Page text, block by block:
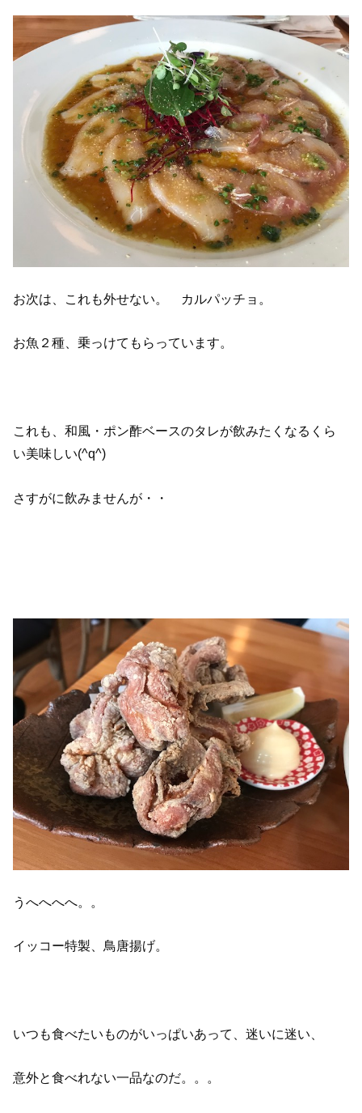
お次は、これも外せない。 カルパッチョ。
お魚２種、乗っけてもらっています。
これも、和風・ポン酢ベースのタレが飲みたくなるくら
い美味しい(^q^)
さすがに飲みませんが・・
うへへへへ。。
イッコー特製、鳥唐揚げ。
いつも食べたいものがいっぱいあって、迷いに迷い、
意外と食べれない一品なのだ。。。